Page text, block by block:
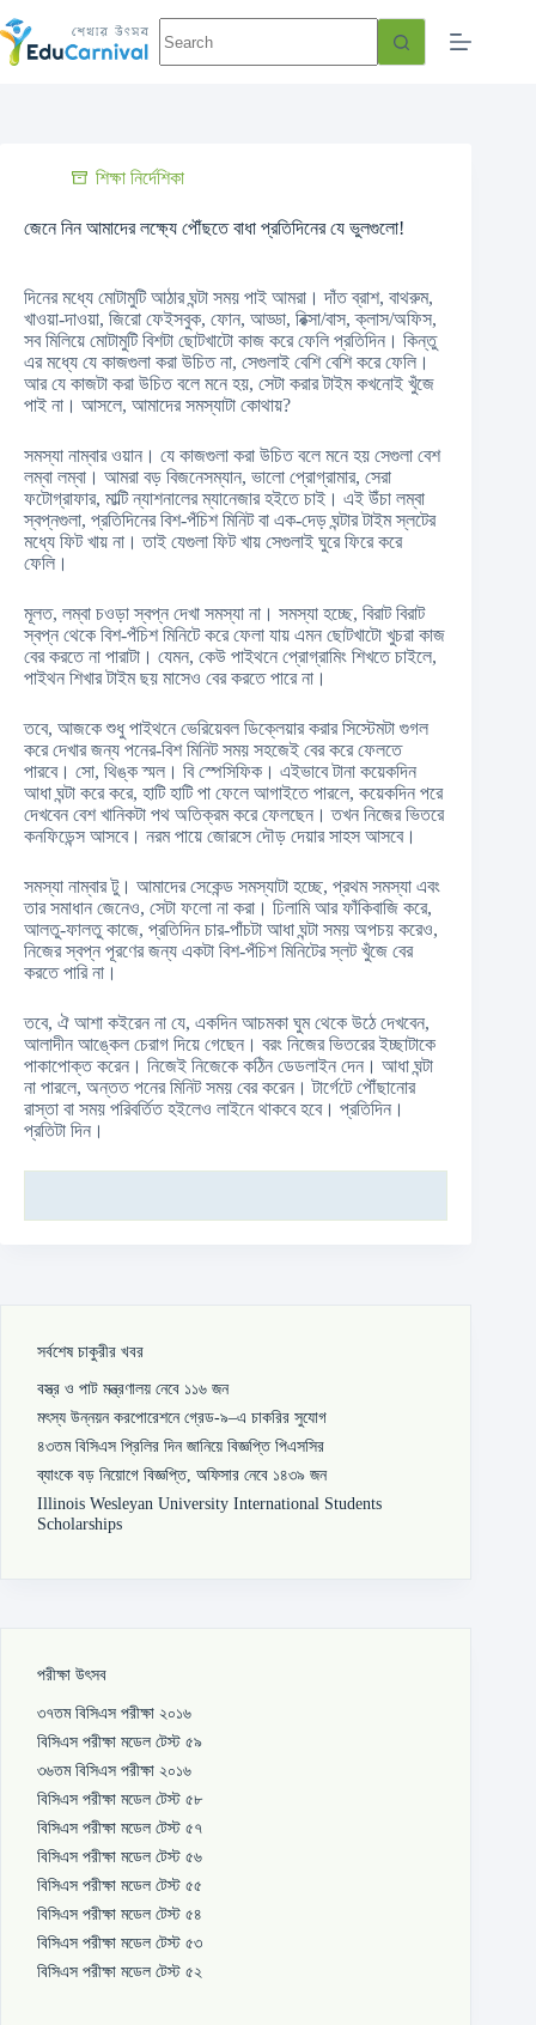
শিক্ষা নির্দেশিকা
জেনে নিন আমাদের লক্ষ্যে পৌঁছতে বাধা প্রতিদিনের যে ভুলগুলো!
দিনের মধ্যে মোটামুটি আঠার ঘন্টা সময় পাই আমরা। দাঁত ব্রাশ, বাথরুম,
খাওয়া-দাওয়া, জিরো ফেইসবুক, ফোন, আড্ডা, রিক্সা/বাস, ক্লাস/অফিস,
সব মিলিয়ে মোটামুটি বিশটা ছোটখাটো কাজ করে ফেলি প্রতিদিন। কিন্তু
এর মধ্যে যে কাজগুলা করা উচিত না, সেগুলাই বেশি বেশি করে ফেলি।
আর যে কাজটা করা উচিত বলে মনে হয়, সেটা করার টাইম কখনোই খুঁজে
পাই না। আসলে, আমাদের সমস্যাটা কোথায়?
সমস্যা নাম্বার ওয়ান। যে কাজগুলা করা উচিত বলে মনে হয় সেগুলা বেশ
লম্বা লম্বা। আমরা বড় বিজনেসম্যান, ভালো প্রোগ্রামার, সেরা
ফটোগ্রাফার, মাল্টি ন্যাশনালের ম্যানেজার হইতে চাই। এই উঁচা লম্বা
স্বপ্নগুলা, প্রতিদিনের বিশ-পঁচিশ মিনিট বা এক-দেড় ঘন্টার টাইম স্লটের
মধ্যে ফিট খায় না। তাই যেগুলা ফিট খায় সেগুলাই ঘুরে ফিরে করে
ফেলি।
মূলত, লম্বা চওড়া স্বপ্ন দেখা সমস্যা না। সমস্যা হচ্ছে, বিরাট বিরাট
স্বপ্ন থেকে বিশ-পঁচিশ মিনিটে করে ফেলা যায় এমন ছোটখাটো খুচরা কাজ
বের করতে না পারাটা। যেমন, কেউ পাইথনে প্রোগ্রামিং শিখতে চাইলে,
পাইথন শিখার টাইম ছয় মাসেও বের করতে পারে না।
তবে, আজকে শুধু পাইথনে ভেরিয়েবল ডিক্লেয়ার করার সিস্টেমটা গুগল
করে দেখার জন্য পনের-বিশ মিনিট সময় সহজেই বের করে ফেলতে
পারবে। সো, থিঙ্ক স্মল। বি স্পেসিফিক। এইভাবে টানা কয়েকদিন
আধা ঘন্টা করে করে, হাটি হাটি পা ফেলে আগাইতে পারলে, কয়েকদিন পরে
দেখবেন বেশ খানিকটা পথ অতিক্রম করে ফেলছেন। তখন নিজের ভিতরে
কনফিডেন্স আসবে। নরম পায়ে জোরসে দৌড় দেয়ার সাহস আসবে।
সমস্যা নাম্বার টু। আমাদের সেকেন্ড সমস্যাটা হচ্ছে, প্রথম সমস্যা এবং
তার সমাধান জেনেও, সেটা ফলো না করা। ঢিলামি আর ফাঁকিবাজি করে,
আলতু-ফালতু কাজে, প্রতিদিন চার-পাঁচটা আধা ঘন্টা সময় অপচয় করেও,
নিজের স্বপ্ন পূরণের জন্য একটা বিশ-পঁচিশ মিনিটের স্লট খুঁজে বের
করতে পারি না।
তবে, ঐ আশা কইরেন না যে, একদিন আচমকা ঘুম থেকে উঠে দেখবেন,
আলাদীন আঙ্কেল চেরাগ দিয়ে গেছেন। বরং নিজের ভিতরের ইচ্ছাটাকে
পাকাপোক্ত করেন। নিজেই নিজেকে কঠিন ডেডলাইন দেন। আধা ঘন্টা
না পারলে, অন্তত পনের মিনিট সময় বের করেন। টার্গেটে পৌঁছানোর
রাস্তা বা সময় পরিবর্তিত হইলেও লাইনে থাকবে হবে। প্রতিদিন।
প্রতিটা দিন।
সর্বশেষ চাকুরীর খবর
বস্ত্র ও পাট মন্ত্রণালয় নেবে ১১৬ জন
মৎস্য উন্নয়ন করপোরেশনে গ্রেড-৯–এ চাকরির সুযোগ
৪৩তম বিসিএস প্রিলির দিন জানিয়ে বিজ্ঞপ্তি পিএসসির
ব্যাংকে বড় নিয়োগে বিজ্ঞপ্তি, অফিসার নেবে ১৪৩৯ জন
Illinois Wesleyan University International Students
Scholarships
পরীক্ষা উৎসব
৩৭তম বিসিএস পরীক্ষা ২০১৬
বিসিএস পরীক্ষা মডেল টেস্ট ৫৯
৩৬তম বিসিএস পরীক্ষা ২০১৬
বিসিএস পরীক্ষা মডেল টেস্ট ৫৮
বিসিএস পরীক্ষা মডেল টেস্ট ৫৭
বিসিএস পরীক্ষা মডেল টেস্ট ৫৬
বিসিএস পরীক্ষা মডেল টেস্ট ৫৫
বিসিএস পরীক্ষা মডেল টেস্ট ৫৪
বিসিএস পরীক্ষা মডেল টেস্ট ৫৩
বিসিএস পরীক্ষা মডেল টেস্ট ৫২